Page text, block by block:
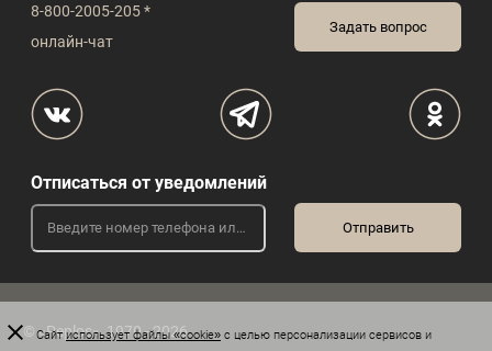
8-800-2005-205 *
онлайн-чат
Задать вопрос
Отписаться от уведомлений
© «Peplos», 1970 - 2026
Сайтиспользует файлы «cookie» с целью персонализации сервисов и